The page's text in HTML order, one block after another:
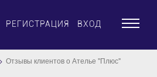
РЕГИСТРАЦИЯ ВХОД ×
Отзывы клиентов о Ателье "Плюс"